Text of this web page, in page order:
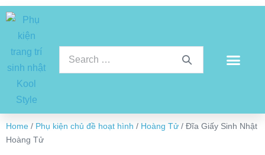
Home / Phụ kiện chủ đề hoạt hình / Hoàng Tử / Đĩa Giấy Sinh Nhật
Hoàng Tử